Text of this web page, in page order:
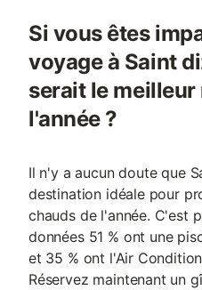
Si vous êtes
voyage à Saint
serait le meilleur
l'année ?
Il n'y a aucun doute que
destination idéale pour
chauds de l'année. C'est
données 51 % ont une
et 35 % ont l'Air
Réservez maintenant un